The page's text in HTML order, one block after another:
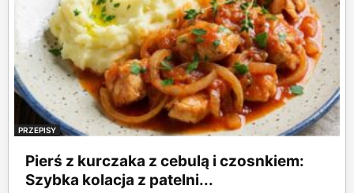
PRZEPISY
Pierś z kurczaka z cebulą i czosnkiem:
Szybka kolacja z patelni...